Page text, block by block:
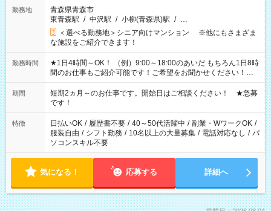
勤務地
青森県青森市
東青森駅 / 中沢駅 / 小柳(青森県)駅 / …
＜選べる勤務地＞シニア向けマンション ※他にもさまざま
な施設をご紹介できます！
勤務時間
★1日4時間～OK！ （例）9:00～18:00のあいだ もちろん1日8時
間のお仕事もご紹介可能です！ご希望をお聞かせください！★
家庭の都合でお休みが必要な場合も遠慮なくご相談ください。
※週最低15時間以上の勤務が必要です
期間
短期2ヵ月～のお仕事です。開始日はご相談ください！ ★急募
です！
特徴 日払いOK / 履歴書不要 / 40～50代活躍中 / 副業・WワークOK /
服装自由 / シフト勤務 / 10名以上の大量募集 / 電話対応なし / パ
ソコンスキル不要
気になる！ 応募する 詳細へ